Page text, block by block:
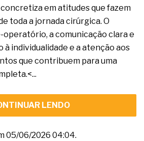
concretiza em atitudes que fazem
toda a jornada cirúrgica. O
a comunicação clara e
à individualidade e a atenção aos
que contribuem para uma
LENDO
05/06/2026 04:04.